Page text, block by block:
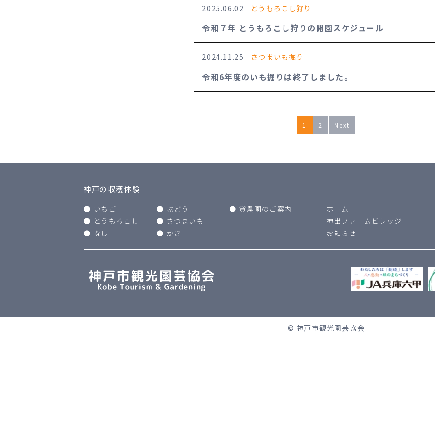
2025.06.02 とうもろこし狩り
令和７年 とうもろこし狩りの開園スケジュール
2024.11.25 さつまいも掘り
令和6年度のいも掘りは終了しました。
1 2 Next
神戸の収穫体験
いちご
とうもろこし
なし
ぶどう
さつまいも
かき
貸農園のご案内
ホーム
神出ファームビレッジ
お知らせ
© 神戸市観光園芸協会